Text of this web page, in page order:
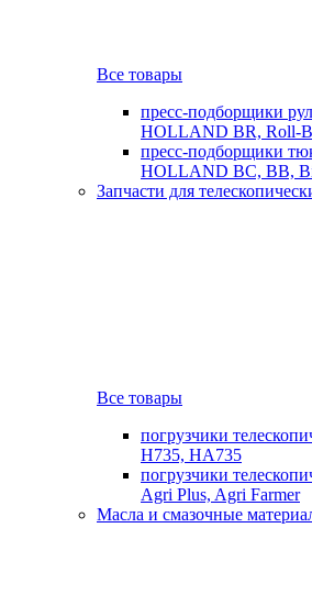
Все товары
пресс-подборщики
HOLLAND BR, Roll-
пресс-подборщики
HOLLAND BC, BB,
Запчасти для
Все товары
погрузчики
H735, HA735
погрузчики
Agri Plus, Agri Farmer
Масла и смазочные